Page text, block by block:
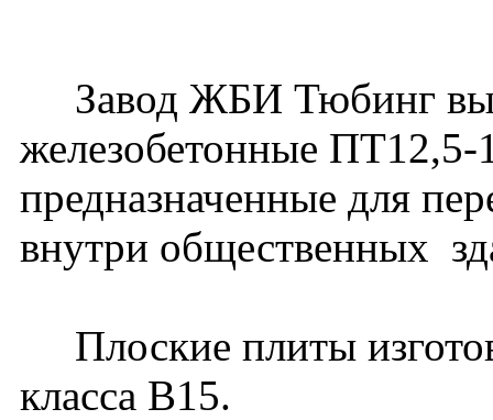
Завод ЖБИ Тюбинг
железобетонные
предназначенные для
внутри общественных
Плоские плиты
класса В15.